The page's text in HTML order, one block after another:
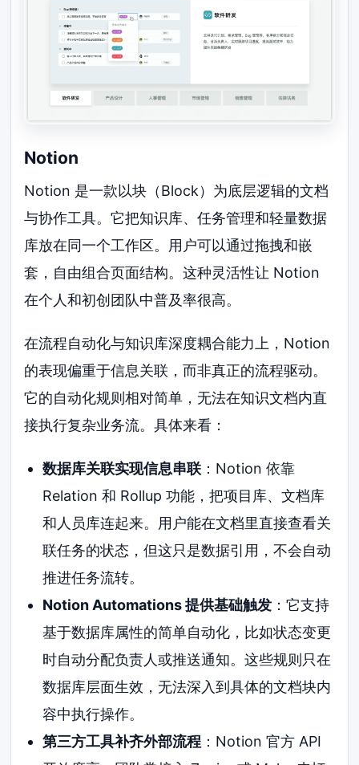
Notion
Notion 是一款以块（Block）为底层逻辑的文档
与协作工具。它把知识库、任务管理和轻量数据
库放在同一个工作区。用户可以通过拖拽和嵌
套，自由组合页面结构。这种灵活性让 Notion
在个人和初创团队中普及率很高。
在流程自动化与知识库深度耦合能力上，Notion
的表现偏重于信息关联，而非真正的流程驱动。
它的自动化规则相对简单，无法在知识文档内直
接执行复杂业务流。具体来看：
数据库关联实现信息串联：Notion 依靠
Relation 和 Rollup 功能，把项目库、文档库
和人员库连起来。用户能在文档里直接查看关
联任务的状态，但这只是数据引用，不会自动
推进任务流转。
Notion Automations 提供基础触发：它支持
基于数据库属性的简单自动化，比如状态变更
时自动分配负责人或推送通知。这些规则只在
数据库层面生效，无法深入到具体的文档块内
容中执行操作。
第三方工具补齐外部流程：Notion 官方 API